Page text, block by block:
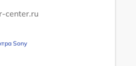
center.ru
Sony